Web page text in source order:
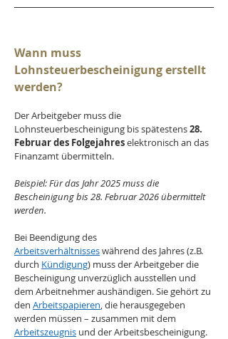
Wann muss
Lohnsteuerbescheinigung erstellt
werden?
Der Arbeitgeber muss die
Lohnsteuerbescheinigung bis spätestens 28.
Februar des Folgejahres elektronisch an das
Finanzamt übermitteln.
Beispiel: Für das Jahr 2025 muss die
Bescheinigung bis 28. Februar 2026 übermittelt
werden.
Bei Beendigung des
Arbeitsverhältnisses während des Jahres (z.B.
durch Kündigung) muss der Arbeitgeber die
Bescheinigung unverzüglich ausstellen und
dem Arbeitnehmer aushändigen. Sie gehört zu
den Arbeitspapieren, die herausgegeben
werden müssen – zusammen mit dem
Arbeitszeugnis und der Arbeitsbescheinigung.